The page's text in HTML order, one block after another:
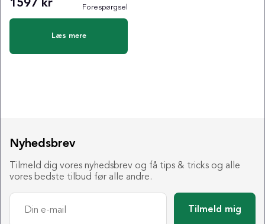
1597 kr Forespørgsel
Læs mere
Nyhedsbrev
Tilmeld dig vores nyhedsbrev og få tips & tricks og alle
vores bedste tilbud før alle andre.
Tilmeld mig